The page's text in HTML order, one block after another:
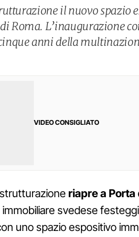
il nuovo spazio
Roma. L’inaugurazione
anni della
VIDEO CONSIGLIATO
riapre a Porta
immobiliare svedese
uno spazio espositivo